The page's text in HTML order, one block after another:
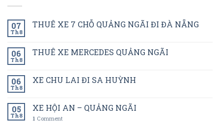
07
Th8
THUÊ XE 7 CHỖ QUẢNG NGÃI ĐI ĐÀ NẴNG
06
Th8
THUÊ XE MERCEDES QUẢNG NGÃI
06
Th8
XE CHU LAI ĐI SA HUỲNH
05
Th8
XE HỘI AN – QUẢNG NGÃI
1 Comment